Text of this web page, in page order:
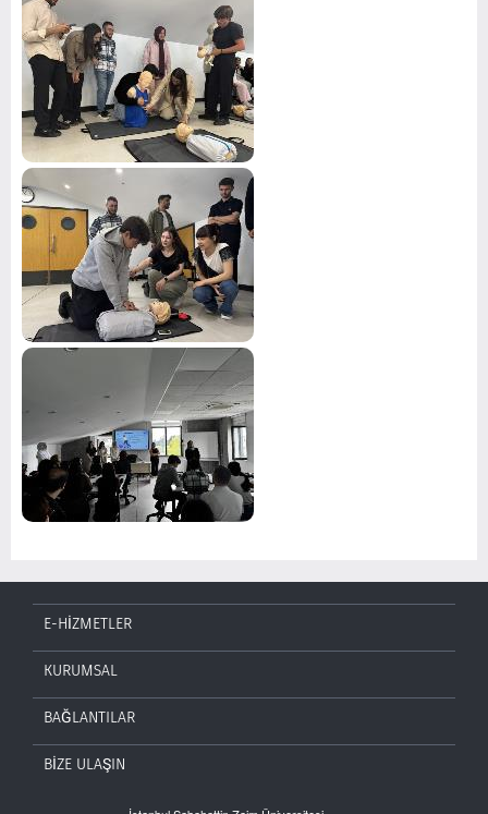
E-HİZMETLER
KURUMSAL
BAĞLANTILAR
BİZE ULAŞIN